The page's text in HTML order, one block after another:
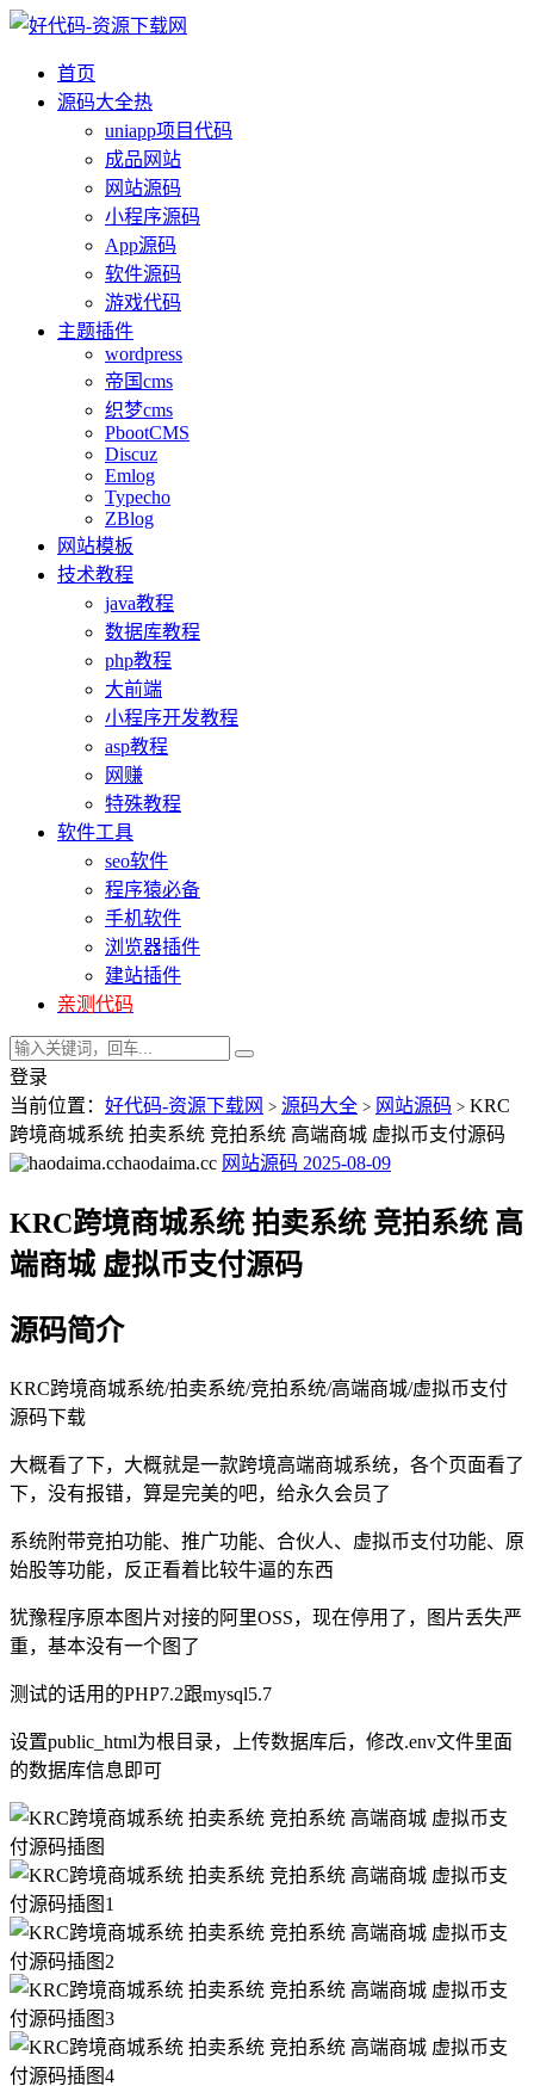
首页
源码大全热
uniapp项目代码
成品网站
网站源码
小程序源码
App源码
软件源码
游戏代码
主题插件
wordpress
帝国cms
织梦cms
PbootCMS
Discuz
Emlog
Typecho
ZBlog
网站模板
技术教程
java教程
数据库教程
php教程
大前端
小程序开发教程
asp教程
网赚
特殊教程
软件工具
seo软件
程序猿必备
手机软件
浏览器插件
建站插件
亲测代码
登录
当前位置： 好代码-资源下载网 > 源码大全 > 网站源码 > KRC
跨境商城系统 拍卖系统 竞拍系统 高端商城 虚拟币支付源码
haodaima.cc 网站源码 2025-08-09
KRC跨境商城系统 拍卖系统 竞拍系统 高
端商城 虚拟币支付源码
源码简介
KRC跨境商城系统/拍卖系统/竞拍系统/高端商城/虚拟币支付
源码下载
大概看了下，大概就是一款跨境高端商城系统，各个页面看了
下，没有报错，算是完美的吧，给永久会员了
系统附带竞拍功能、推广功能、合伙人、虚拟币支付功能、原
始股等功能，反正看着比较牛逼的东西
犹豫程序原本图片对接的阿里OSS，现在停用了，图片丢失严
重，基本没有一个图了
测试的话用的PHP7.2跟mysql5.7
设置public_html为根目录，上传数据库后，修改.env文件里面
的数据库信息即可